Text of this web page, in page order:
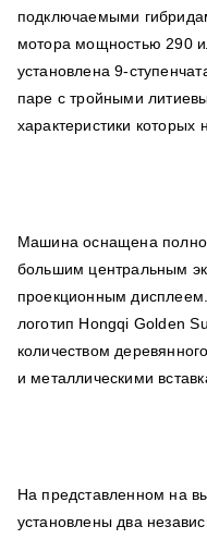
подключаемыми
мотора мощностью 290
установлена 9-
паре с тройными
характеристики которых
Машина оснащена
большим центральным
проекционным
логотип Hongqi Golden
количеством
и металлическими
На представленном на
установлены два